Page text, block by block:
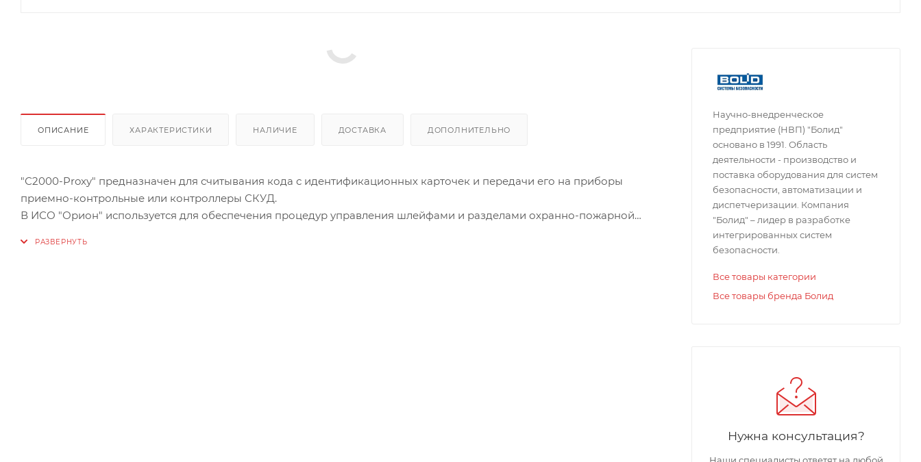
ОПИСАНИЕ ХАРАКТЕРИСТИКИ НАЛИЧИЕ ДОСТАВКА ДОПОЛНИТЕЛЬНО
"С2000-Proxy" предназначен для считывания кода с идентификационных карточек и передачи его на приборы
приемно-контрольные или контроллеры СКУД.
В ИСО "Орион" используется для обеспечения процедур управления шлейфами и разделами охранно-пожарной
Научно-внедренческое
предприятие (НВП) "Болид"
основано в 1991. Область
деятельности - производство и
поставка оборудования для систем
безопасности, автоматизации и
диспетчеризации. Компания
"Болид" – лидер в разработке
интегрированных систем
безопасности.
Все товары категории
Все товары бренда Болид
Нужна консультация?